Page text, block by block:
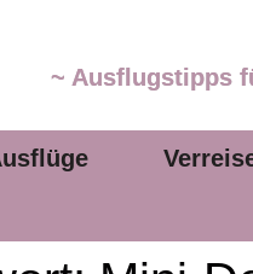
~ Ausflugstipps